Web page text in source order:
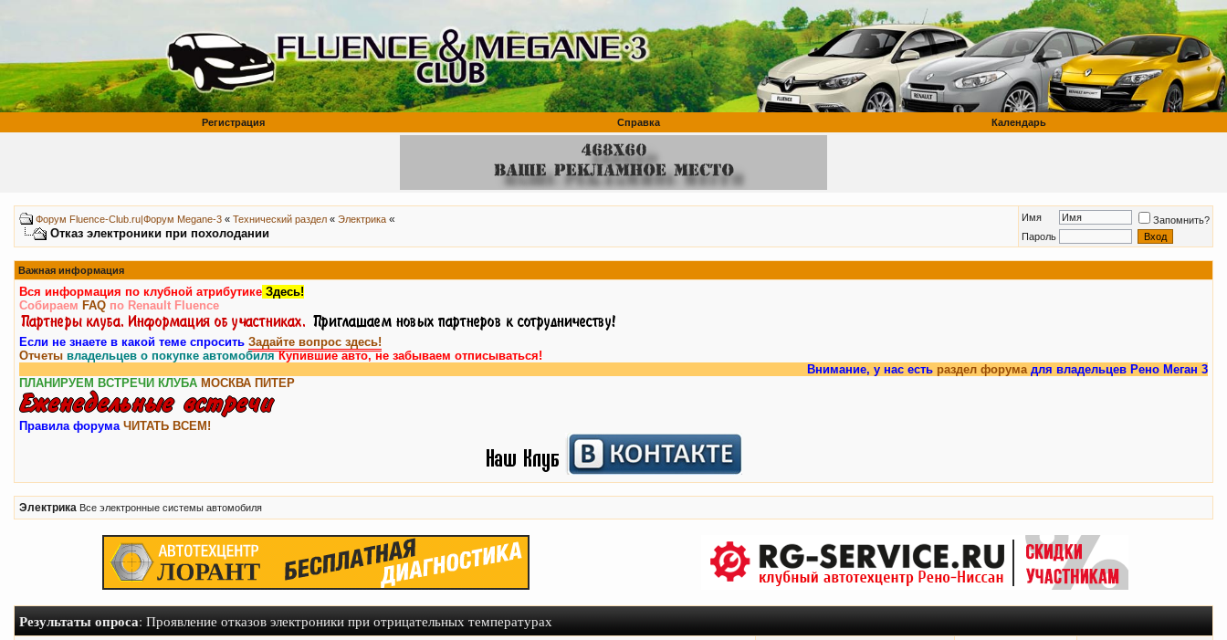
Регистрация Справка Календарь
Форум Fluence-Club.ru|Форум Megane-3 « Технический раздел « Электрика «
Отказ электроники при похолодании
Имя
Запомнить?
Пароль
Важная информация
Вся информация по клубной атрибутике Здесь!
Собираем FAQ по Renault Fluence
Если не знаете в какой теме спросить Задайте вопрос здесь!
Отчеты владельцев о покупке автомобиляКупившие авто, не забываем отписываться!
Внимание, у нас естьраздел форумадля владельцев Рено Меган 3.
ПЛАНИРУЕМ ВСТРЕЧИ КЛУБА МОСКВА ПИТЕР
Правила форума ЧИТАТЬ ВСЕМ!
Электрика Все электронные системы автомобиля
Результаты опроса: Проявление отказов электроники при отрицательных температурах